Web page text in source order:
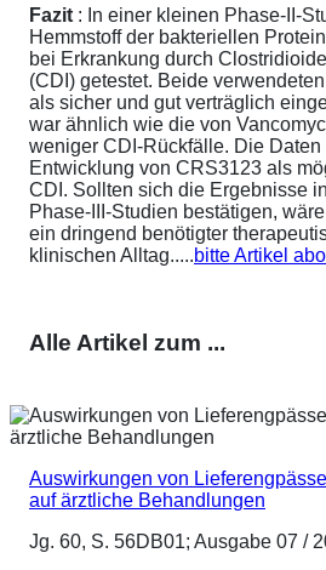
Fazit : In einer kleinen Phase-II-
Hemmstoff der bakteriellen
bei Erkrankung durch
(CDI) getestet. Beide
als sicher und gut verträglich
war ähnlich wie die von
weniger CDI-Rückfälle. Die
Entwicklung von CRS3123 als
CDI. Sollten sich die Ergebnisse
Phase-III-Studien bestätigen,
ein dringend benötigter
klinischen Alltag.....bitte Artikel
Alle Artikel zum ...
Auswirkungen von
auf ärztliche Behandlungen
Jg. 60, S. 56DB01; Ausgabe 07 /